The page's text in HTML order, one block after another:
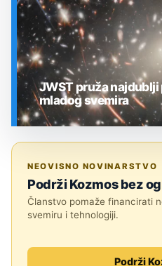
JWST pruža
mladog svemira
NEOVISNO NOVINARSTVO
Podrži Kozmos bez
Članstvo pomaže financirati
svemiru i tehnologiji.
Podrži